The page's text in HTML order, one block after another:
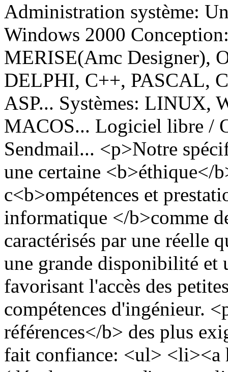
Administration système:
Windows 2000
MERISE(Amc Designer),
DELPHI, C++, PASCAL,
ASP... Systèmes: LINUX,
MACOS... Logiciel libre /
Sendmail... <p>Notre
une certaine <b>éthique</
c<b>ompétences et
informatique </b>comme
caractérisés par une
une grande disponibilité et
favorisant l'accès des
compétences d'ingénieur.
références</b> des plus
fait confiance: <ul> <li><a